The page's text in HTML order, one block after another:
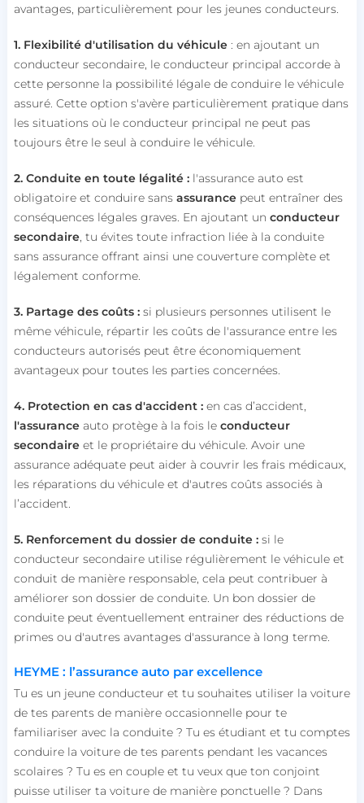
avantages, particulièrement pour les jeunes conducteurs.
1. Flexibilité d'utilisation du véhicule: en ajoutant un
conducteur secondaire, le conducteur principal accorde à
cette personne la possibilité légale de conduire le véhicule
assuré. Cette option s'avère particulièrement pratique dans
les situations où le conducteur principal ne peut pas
toujours être le seul à conduire le véhicule.
2. Conduite en toute légalité :l'assurance auto est
obligatoire et conduire sans assurancepeut entraîner des
conséquences légales graves. En ajoutant un conducteur
secondaire, tu évites toute infraction liée à la conduite
sans assurance offrant ainsi une couverture complète et
légalement conforme.
3. Partage des coûts :si plusieurs personnes utilisent le
même véhicule, répartir les coûts de l'assurance entre les
conducteurs autorisés peut être économiquement
avantageux pour toutes les parties concernées.
4. Protection en cas d'accident :en cas d’accident,
l'assuranceauto protège à la fois le conducteur
secondaireet le propriétaire du véhicule. Avoir une
assurance adéquate peut aider à couvrir les frais médicaux,
les réparations du véhicule et d'autres coûts associés à
l’accident.
5. Renforcement du dossier de conduite :si le
conducteur secondaire utilise régulièrement le véhicule et
conduit de manière responsable, cela peut contribuer à
améliorer son dossier de conduite. Un bon dossier de
conduite peut éventuellement entrainer des réductions de
primes ou d'autres avantages d'assurance à long terme.
HEYME : l’assurance auto par excellence
Tu es un jeune conducteur et tu souhaites utiliser la voiture
de tes parents de manière occasionnelle pour te
familiariser avec la conduite ? Tu es étudiant et tu comptes
conduire la voiture de tes parents pendant les vacances
scolaires ? Tu es en couple et tu veux que ton conjoint
puisse utiliser ta voiture de manière ponctuelle ? Dans